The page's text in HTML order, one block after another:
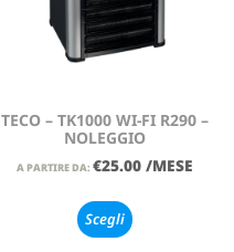
TECO – TK1000 WI-FI R290 –
NOLEGGIO
A PARTIRE DA: €25.00 /MESE
Scegli